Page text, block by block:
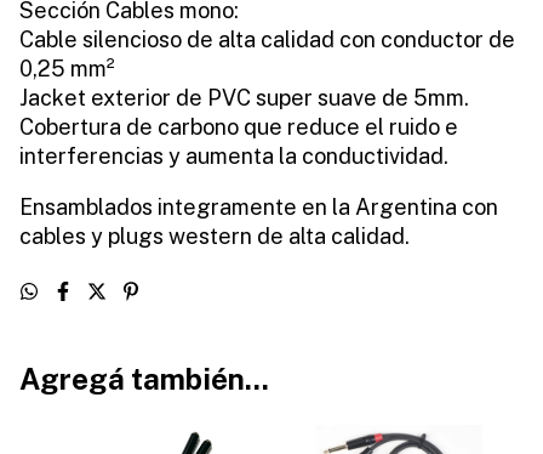
Sección Cables mono:
Cable silencioso de alta calidad con conductor de
0,25 mm²
Jacket exterior de PVC super suave de 5mm.
Cobertura de carbono que reduce el ruido e
interferencias y aumenta la conductividad.
Ensamblados integramente en la Argentina con
cables y plugs western de alta calidad.
Agregá también...